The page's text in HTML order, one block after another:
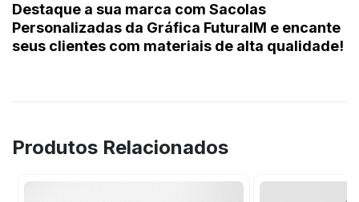
Destaque a sua marca com Sacolas
Personalizadas da Gráfica FuturaIM e encante
seus clientes com materiais de alta qualidade!
Produtos Relacionados